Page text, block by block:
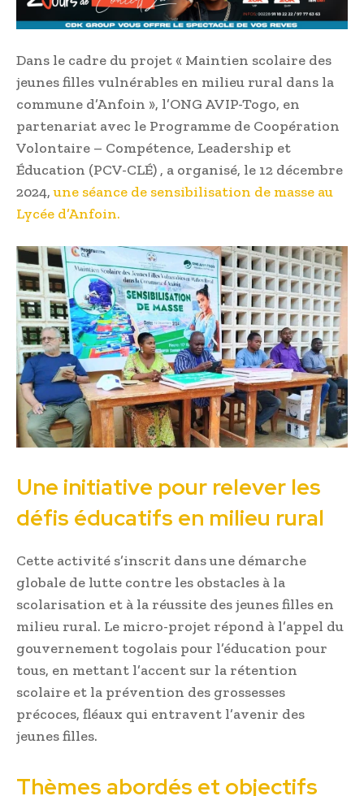
Dans le cadre du projet « Maintien scolaire des
jeunes filles vulnérables en milieu rural dans la
commune d’Anfoin », l’ONG AVIP-Togo, en
partenariat avec le Programme de Coopération
Volontaire – Compétence, Leadership et
Éducation (PCV-CLÉ) , a organisé, le 12 décembre
2024,une séance de sensibilisation de masse au
Lycée d’Anfoin.
Une initiative pour relever les
défis éducatifs en milieu rural
Cette activité s’inscrit dans une démarche
globale de lutte contre les obstacles à la
scolarisation et à la réussite des jeunes filles en
milieu rural. Le micro-projet répond à l’appel du
gouvernement togolais pour l’éducation pour
tous, en mettant l’accent sur la rétention
scolaire et la prévention des grossesses
précoces, fléaux qui entravent l’avenir des
jeunes filles.
Thèmes abordés et objectifs